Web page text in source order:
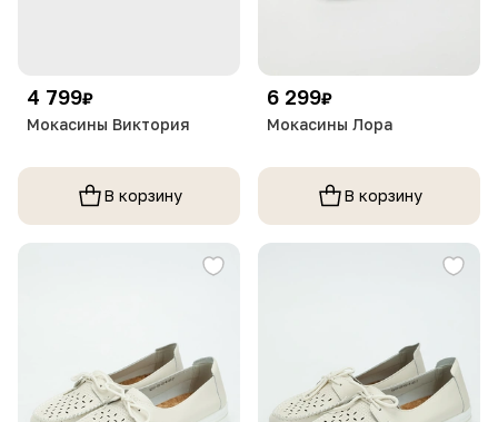
4 799₽
Мокасины Виктория
В корзину
6 299₽
Мокасины Лора
В корзину